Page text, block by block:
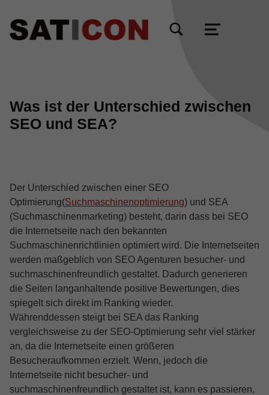
TOGGLE SEARCH FORM MODAL BOX
MENU
Was ist der Unterschied zwischen
SEO und SEA?
Der Unterschied zwischen einer SEO
Optimierung(Suchmaschinenoptimierung) und SEA
(Suchmaschinenmarketing) besteht, darin dass bei SEO
die Internetseite nach den bekannten
Suchmaschinenrichtlinien optimiert wird. Die Internetseiten
werden maßgeblich von SEO Agenturen besucher- und
suchmaschinenfreundlich gestaltet. Dadurch generieren
die Seiten langanhaltende positive Bewertungen, dies
spiegelt sich direkt im Ranking wieder.
Währenddessen steigt bei SEA das Ranking
vergleichsweise zu der SEO-Optimierung sehr viel stärker
an, da die Internetseite einen größeren
Besucheraufkommen erzielt. Wenn, jedoch die
Internetseite nicht besucher- und
suchmaschinenfreundlich gestaltet ist, kann es passieren,